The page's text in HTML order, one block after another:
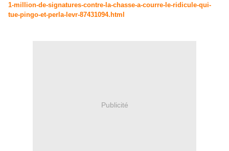
1-million-de-signatures-contre-la-chasse-a-courre-le-ridicule-qui-
tue-pingo-et-perla-levr-87431094.html
Publicité